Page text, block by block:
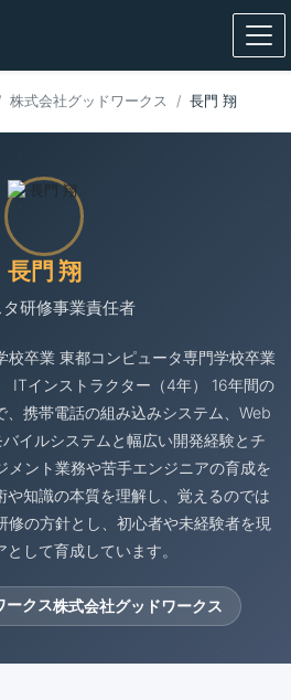
株式会社グッドワークス 長門 翔
長門 翔
研修事業責任者
校卒業 東都コンピュータ専門学校卒業
ITインストラクター（4年） 16年間の
、携帯電話の組み込みシステム、Web
イルシステムと幅広い開発経験とチ
メント業務や苦手エンジニアの育成を
知識の本質を理解し、覚えるのでは
修の方針とし、初心者や未経験者を現
して育成しています。
株式会社グッドワークス